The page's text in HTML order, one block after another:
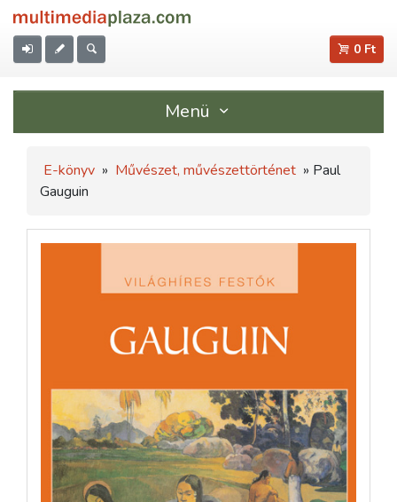
0 Ft
Menü
E-könyv » Művészet, művészettörténet » Paul
Gauguin